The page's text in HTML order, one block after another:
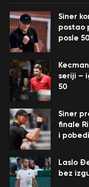
Siner
postao
posle
seriji –
50
Siner
finale
i
Laslo
bez